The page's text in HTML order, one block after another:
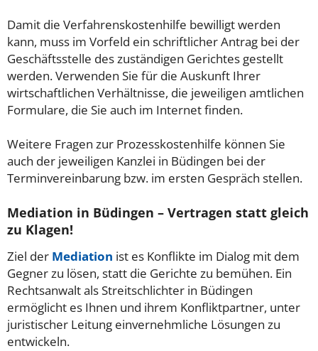
Damit die Verfahrenskostenhilfe bewilligt werden
kann, muss im Vorfeld ein schriftlicher Antrag bei der
Geschäftsstelle des zuständigen Gerichtes gestellt
werden. Verwenden Sie für die Auskunft Ihrer
wirtschaftlichen Verhältnisse, die jeweiligen amtlichen
Formulare, die Sie auch im Internet finden.
Weitere Fragen zur Prozesskostenhilfe können Sie
auch der jeweiligen Kanzlei in Büdingen bei der
Terminvereinbarung bzw. im ersten Gespräch stellen.
Mediation in Büdingen – Vertragen statt gleich
zu Klagen!
Ziel der Mediation ist es Konflikte im Dialog mit dem
Gegner zu lösen, statt die Gerichte zu bemühen. Ein
Rechtsanwalt als Streitschlichter in Büdingen
ermöglicht es Ihnen und ihrem Konfliktpartner, unter
juristischer Leitung einvernehmliche Lösungen zu
entwickeln.